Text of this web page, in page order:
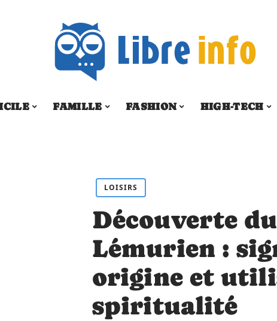
FAMILLE FASHION HIGH-TECH
LOISIRS
Découverte
Lémurien :
origine et
spiritualité